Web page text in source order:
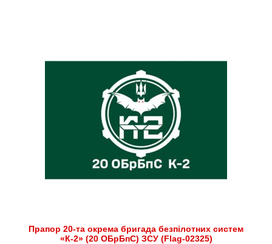
Прапор 20-та окрема бригада безпілотних систем
«К-2» (20 ОБрБпС) ЗСУ (Flag-02325)